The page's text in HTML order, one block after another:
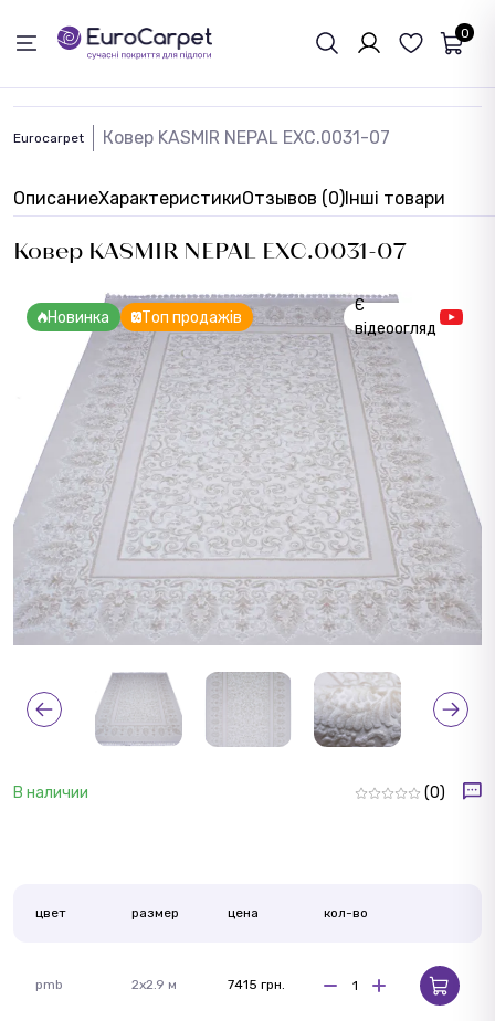
0
Eurocarpet Ковер KASMIR NEPAL EXC.0031-07
ОписаниеХарактеристикиОтзывов (0)Інші товари
Ковер KASMIR NEPAL EXC.0031-07
Новинка Топ продажів
Є
відеоогляд
В наличии (0)
цвет размер цена кол-во
pmb 2x2.9 м 7415 грн.
ОБРАТНАЯ СВЯЗЬ